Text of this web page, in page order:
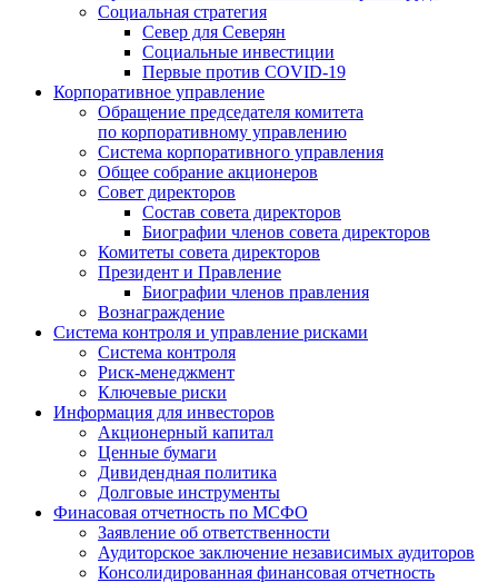
Социальная стратегия
Север для Северян
Социальные инвестиции
Первые против COVID‑19
Корпоративное управление
Обращение председателя комитета
по корпоративному управлению
Система корпоративного управления
Общее собрание акционеров
Совет директоров
Состав совета директоров
Биографии членов совета директоров
Комитеты совета директоров
Президент и Правление
Биографии членов правления
Вознаграждение
Система контроля и управление рисками
Система контроля
Риск-менеджмент
Ключевые риски
Информация для инвесторов
Акционерный капитал
Ценные бумаги
Дивидендная политика
Долговые инструменты
Финасовая отчетность по МСФО
Заявление об ответственности
Аудиторское заключение независимых аудиторов
Консолидированная финансовая отчетность